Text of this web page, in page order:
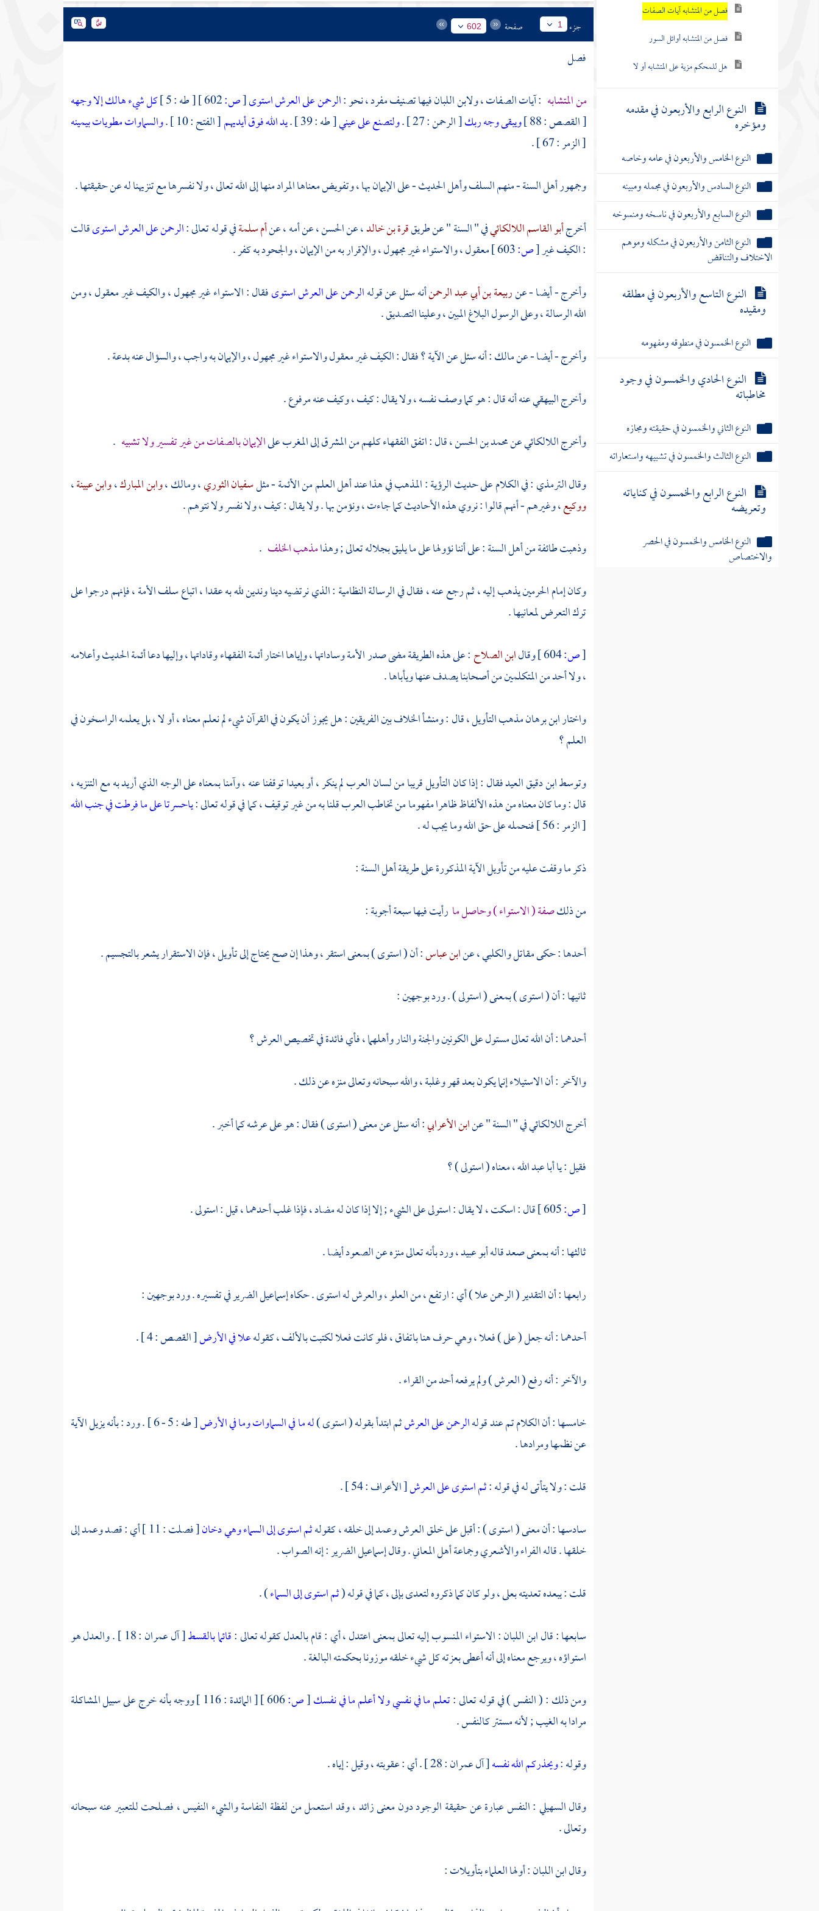
فصل من المتشابه آيات الصفات
فصل من المتشابه أوائل السور
هل للمحكم مزية على المتشابه أو لا
النوع الرابع والأربعون في مقدمه
ومؤخره
النوع الخامس والأربعون في عامه وخاصه
النوع السادس والأربعون في مجمله ومبينه
النوع السابع والأربعون في ناسخه ومنسوخه
النوع الثامن والأربعون في مشكله وموهم
الاختلاف والتناقض
النوع التاسع والأربعون في مطلقه
ومقيده
النوع الخمسون في منطوقه ومفهومه
النوع الحادي والخمسون في وجود
مخاطباته
النوع الثاني والخمسون في حقيقته ومجازه
النوع الثالث والخمسون في تشبيهه واستعاراته
النوع الرابع والخمسون في كناياته
وتعريضه
النوع الخامس والخمسون في الحصر
والاختصاص
جزء 1 صفحة 602
فصل
من المتشابه : آيات الصفات ،ولابن اللبانفيها تصنيف مفرد ، نحو :الرحمن على العرش استوى[ص: [ طه : 5 ]
كل شيء هالك إلا وجهه
[ القصص : 88 ]
ويبقى وجه ربك[ الرحمن : 27 ] . ولتصنع على عيني[ طه : 39 ] . يد الله فوق أيديهم[ الفتح : 10 ] .
والسماوات مطويات بيمينه
[ الزمر : 67 ] .
وجمهور أهل السنة - منهم السلف وأهل الحديث - على الإيمان بها ، وتفويض معناها المراد منها إلى الله تعالى ، ولا نفسرها مع تنزيهنا له عن حقيقتها .
أخرجأبو القاسم اللالكائيفي " السنة " عن طريققرة بن خالد، عنالحسن، عن أمه ، عنأم سلمةفي قوله تعالى :الرحمن على العرش استوىقالت
: الكيف غير[ص:
معقول ، والاستواء غير مجهول ، والإقرار به من الإيمان ، والجحود به كفر .
وأخرج - أيضا - عنربيعة بن أبي عبد الرحمنأنه سئل عن قولهالرحمن على العرش استوىفقال : الاستواء غير مجهول ، والكيف غير معقول ، ومن
الله الرسالة ، وعلى الرسول البلاغ المبين ، وعلينا التصديق .
وأخرج - أيضا - عنمالك: أنه سئل عن الآية ؟ فقال : الكيف غير معقول والاستواء غير مجهول ، والإيمان به واجب ، والسؤال عنه بدعة .
وأخرجالبيهقيعنه أنه قال : هو كما وصف نفسه ، ولا يقال : كيف ، وكيف عنه مرفوع .
وأخرجاللالكائيعنمحمد بن الحسن، قال : اتفق الفقهاء كلهم من المشرق إلى المغرب علىالإيمان بالصفات من غير تفسير ولا تشبيه .
وقالالترمذي: في الكلام على حديث الرؤية : المذهب في هذا عند أهل العلم من الأئمة - مثلسفيان الثوري،ومالك،وابن المبارك،وابن عيينة،
ووكيع، وغيرهم - أنهم قالوا : نروي هذه الأحاديث كما جاءت ، ونؤمن بها . ولا يقال : كيف ، ولا نفسر ولا نتوهم .
وذهبت طائفة من أهل السنة : على أننا نؤولها على ما يليق بجلاله تعالى ; وهذامذهب الخلف .
وكان إمام الحرمين يذهب إليه ، ثم رجع عنه ، فقال في الرسالة النظامية : الذي نرتضيه دينا وندين لله به عقدا ، اتباع سلف الأمة ، فإنهم درجوا على
ترك التعرض لمعانيها .
[ص: وقالابن الصلاح: على هذه الطريقة مضى صدر الأمة وساداتها ، وإياها اختار أئمة الفقهاء وقاداتها ، وإليها دعا أئمة الحديث وأعلامه
، ولا أحد من المتكلمين من أصحابنا يصدف عنها ويأباها .
واختارابن برهانمذهب التأويل ، قال : ومنشأ الخلاف بين الفريقين : هل يجوز أن يكون في القرآن شيء لم نعلم معناه ، أو لا ، بل يعلمه الراسخون في
العلم ؟
وتوسطابن دقيق العيدفقال : إذا كان التأويل قريبا من لسان العرب لم ينكر ، أو بعيدا توقفنا عنه ، وآمنا بمعناه على الوجه الذي أريد به مع التنزيه ،
قال : وما كان معناه من هذه الألفاظ ظاهرا مفهوما من تخاطب العرب قلنا به من غير توقيف ، كما في قوله تعالى :ياحسرتا على ما فرطت في جنب الله
[ الزمر : 56 ] فنحمله على حق الله وما يجب له .
ذكر ما وقفت عليه من تأويل الآية المذكورة على طريقة أهل السنة :
من ذلكصفة ( الاستواء ) وحاصل ما رأيت فيها سبعة أجوبة :
أحدها : حكىمقاتلوالكلبي، عنابن عباس: أن ( استوى ) بمعنى استقر ، وهذا إن صح يحتاج إلى تأويل ، فإن الاستقرار يشعر بالتجسيم .
ثانيها : أن ( استوى ) بمعنى ( استولى ) . ورد بوجهين :
أحدهما : أن الله تعالى مستول على الكونين والجنة والنار وأهلهما ، فأي فائدة في تخصيص العرش ؟
والآخر : أن الاستيلاء إنما يكون بعد قهر وغلبة ، والله سبحانه وتعالى منزه عن ذلك .
أخرجاللالكائيفي " السنة " عنابن الأعرابي: أنه سئل عن معنى ( استوى ) فقال : هو على عرشه كما أخبر .
فقيل : ياأبا عبد الله، معناه ( استولى ) ؟
[ص:
قال : اسكت ، لا يقال : استولى على الشيء ; إلا إذا كان له مضاد ، فإذا غلب أحدهما ، قيل : استولى .
ثالثها : أنه بمعنى صعد قالهأبو عبيد، ورد بأنه تعالى منزه عن الصعود أيضا .
رابعها : أن التقدير ( الرحمن علا ) أي : ارتفع ، من العلو ، والعرش له استوى . حكاهإسماعيل الضريرفي تفسيره . ورد بوجهين :
أحدهما : أنه جعل ( على ) فعلا ، وهي حرف هنا باتفاق ، فلو كانت فعلا لكتبت بالألف ، كقولهعلا في الأرض[ القصص : 4 ] .
والآخر : أنه رفع ( العرش ) ولم يرفعه أحد من القراء .
خامسها : أن الكلام تم عند قولهالرحمن على العرشثم ابتدأ بقوله ( استوى )له ما في السماوات وما في الأرض
[ طه : 5 - 6 ] . ورد : بأنه يزيل الآية
عن نظمها ومرادها .
قلت : ولا يتأتى له في قوله :ثم استوى على العرش[ الأعراف : 54 ] .
سادسها : أن معنى ( استوى ) : أقبل على خلق العرش وعمد إلى خلقه ، كقولهثم استوى إلى السماء وهي دخان
[ فصلت : 11 ] أي : قصد وعمد إلى
خلقها . قالهالفراءوالأشعريوجماعة أهل المعاني . وقالإسماعيل الضرير: إنه الصواب .
قلت : يبعده تعديته بعلى ، ولو كان كما ذكروه لتعدى بإلى ، كما في قوله (ثم استوى إلى السماء) .
سابعها : قالابن اللبان: الاستواء المنسوب إليه تعالى بمعنى اعتدل ، أي : قام بالعدل كقوله تعالى :قائما بالقسط
[ آل عمران : 18 ] . والعدل هو
استواؤه ، ويرجع معناه إلى أنه أعطى بعزته كل شيء خلقه موزونا بحكمته البالغة .
ومن ذلك : ( النفس ) في قوله تعالى :تعلم ما في نفسي ولا أعلم ما في نفسك[ص:
[ المائدة : 116 ] ووجه بأنه خرج على سبيل المشاكلة
مرادا به الغيب ; لأنه مستتر كالنفس .
وقوله :ويحذركم الله نفسه[ آل عمران : 28 ] . أي : عقوبته ، وقيل : إياه .
وقالالسهيلي: النفس عبارة عن حقيقة الوجود دون معنى زائد ، وقد استعمل من لفظة النفاسة والشيء النفيس ، فصلحت للتعبير عنه سبحانه
وتعالى .
وقالابن اللبان: أولها العلماء بتأويلات :